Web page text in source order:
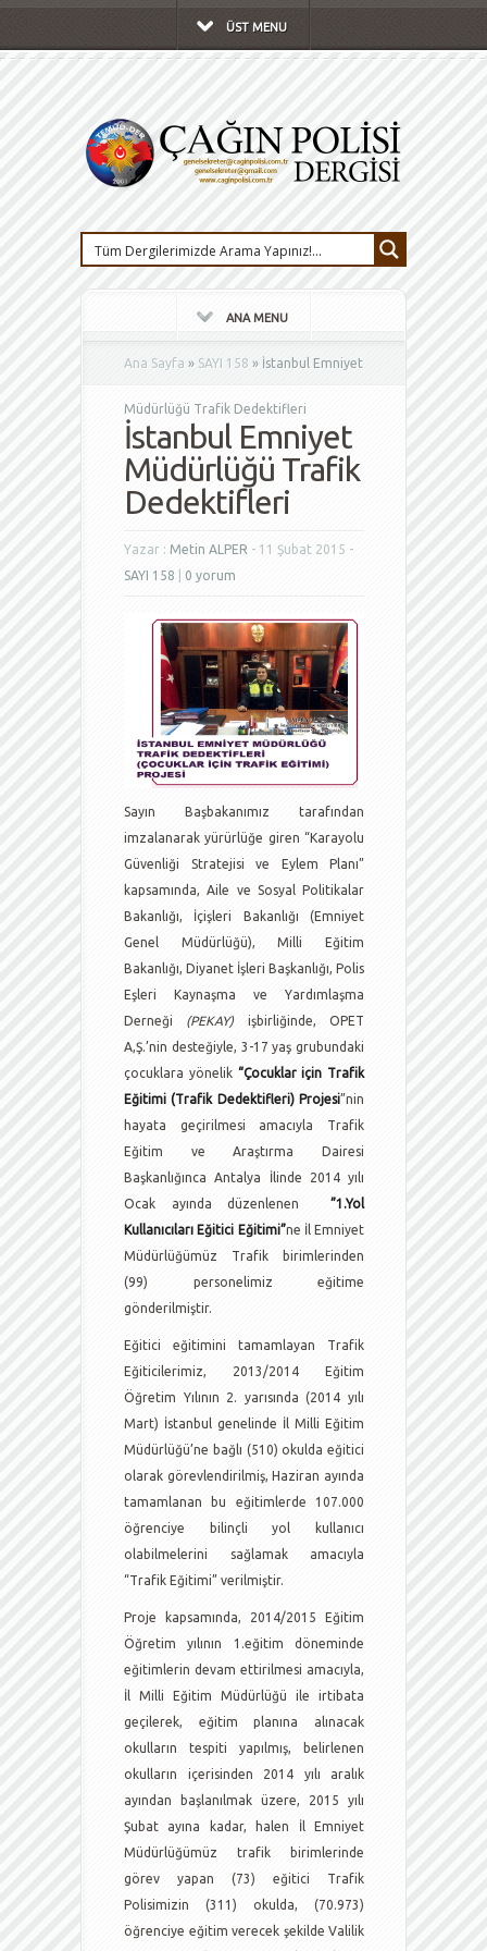
ÜST MENU
ANA MENU
Ana Sayfa » SAYI 158 » İstanbul Emniyet
Müdürlüğü Trafik Dedektifleri
İstanbul Emniyet
Müdürlüğü Trafik
Dedektifleri
Yazar : Metin ALPER - 11 Şubat 2015 -
SAYI 158
0 yorum
Sayın Başbakanımız tarafından
imzalanarak yürürlüğe giren “Karayolu
Güvenliği Stratejisi ve Eylem Planı”
kapsamında, Aile ve Sosyal Politikalar
Bakanlığı, İçişleri Bakanlığı (Emniyet
Genel Müdürlüğü), Milli Eğitim
Bakanlığı, Diyanet İşleri Başkanlığı, Polis
Eşleri Kaynaşma ve Yardımlaşma
Derneği (PEKAY) işbirliğinde, OPET
A,Ş.’nin desteğiyle, 3-17 yaş grubundaki
çocuklara yönelik “Çocuklar için Trafik
Eğitimi (Trafik Dedektifleri) Projesi”nin
hayata geçirilmesi amacıyla Trafik
Eğitim ve Araştırma Dairesi
Başkanlığınca Antalya İlinde 2014 yılı
Ocak ayında düzenlenen ”1.Yol
Kullanıcıları Eğitici Eğitimi”ne İl Emniyet
Müdürlüğümüz Trafik birimlerinden
(99) personelimiz eğitime
gönderilmiştir.
Eğitici eğitimini tamamlayan Trafik
Eğiticilerimiz, 2013/2014 Eğitim
Öğretim Yılının 2. yarısında (2014 yılı
Mart) İstanbul genelinde İl Milli Eğitim
Müdürlüğü’ne bağlı (510) okulda eğitici
olarak görevlendirilmiş, Haziran ayında
tamamlanan bu eğitimlerde 107.000
öğrenciye bilinçli yol kullanıcı
olabilmelerini sağlamak amacıyla
“Trafik Eğitimi” verilmiştir.
Proje kapsamında, 2014/2015 Eğitim
Öğretim yılının 1.eğitim döneminde
eğitimlerin devam ettirilmesi amacıyla,
İl Milli Eğitim Müdürlüğü ile irtibata
geçilerek, eğitim planına alınacak
okulların tespiti yapılmış, belirlenen
okulların içerisinden 2014 yılı aralık
ayından başlanılmak üzere, 2015 yılı
Şubat ayına kadar, halen İl Emniyet
Müdürlüğümüz trafik birimlerinde
görev yapan (73) eğitici Trafik
Polisimizin (311) okulda, (70.973)
öğrenciye eğitim verecek şekilde Valilik